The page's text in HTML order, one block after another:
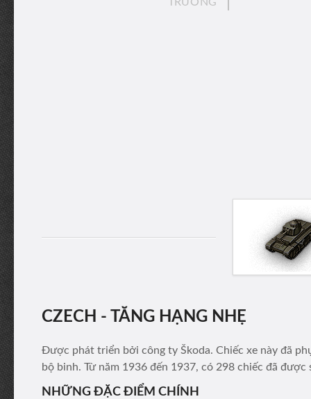
CZECH - TĂNG HẠNG NHẸ
Được phát triển bởi công ty Škoda. Chiếc xe này đã
bộ binh. Từ năm 1936 đến 1937, có 298 chiếc đã được
NHỮNG ĐẶC ĐIỂM CHÍNH